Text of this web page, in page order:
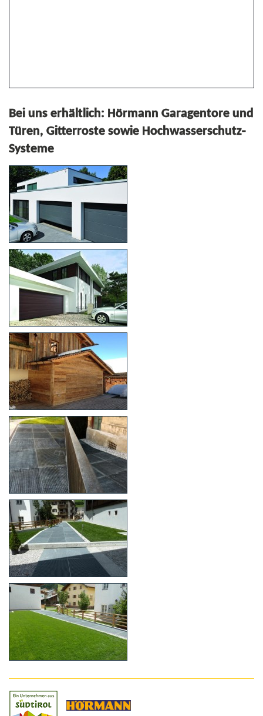
Bei uns erhältlich: Hörmann Garagentore und
Türen, Gitterroste sowie Hochwasserschutz-
Systeme